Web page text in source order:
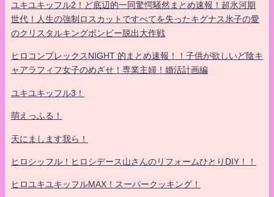
ユキユキッフル2！ど底辺的一同驚愕騒然まとめ速報！超氷河期
世代！人生の強制ロスカットですべてを失ったキグナス氷子の愛
のクリスタルキングボンビー脱出大作戦
ヒロコンプレックスNIGHT 的まとめ速報！！子供が欲しいど陰キ
ャアラフィフ女子のめざせ！専業主婦！婚活計画編
ユキユキッフル3！
萌えっふる！
天にまします我ら！
ヒロシッフル！ヒロシデース山さんのリフォームひとりDIY！！
ヒロユキユキッフルMAX！スーパークッキング！